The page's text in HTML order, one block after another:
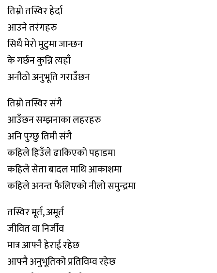
तिम्रो तस्विर हेर्दा
आउने तरंगहरु
सिधै मेरो मुटुमा जान्छन
के गर्छन कुन्नि त्यहाँ
अनौठो अनुभूति गराउँछन
तिम्रो तस्विर संगै
आउँछन सम्झनाका लहरहरु
अनि पुग्छु तिमी संगै
कहिले हिउँले ढाकिएको पहाडमा
कहिले सेता बादल माथि आकाशमा
कहिले अनन्त फैलिएको नीलो समुन्द्रमा
तस्विर मूर्त, अमूर्त
जीवित वा निर्जीव
मात्र आफ्नै हेराई रहेछ
आफ्नै अनुभूतिको प्रतिविम्व रहेछ